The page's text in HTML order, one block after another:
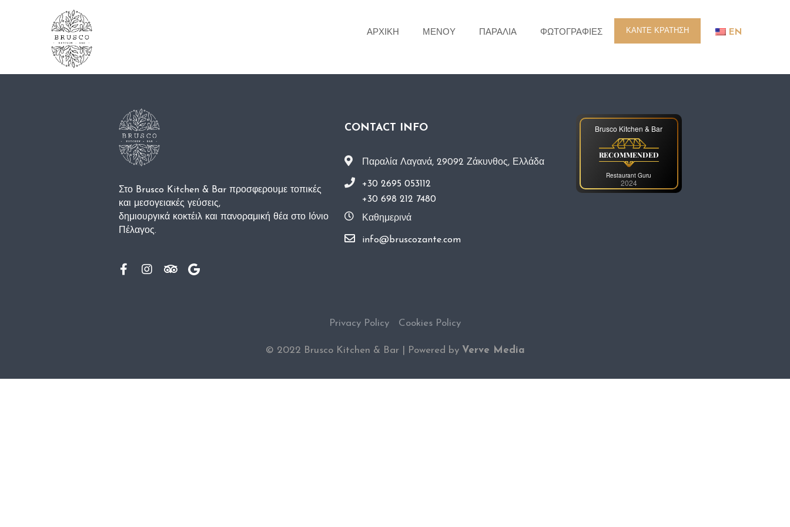
ΑΡΧΙΚΗ ΜΕΝΟΥ ΠΑΡΑΛΙΑ ΦΩΤΟΓΡΑΦΙΕΣ ΚΑΝΤΕ ΚΡΑΤΗΣΗ EN
Στο Brusco Kitchen & Bar προσφερουμε τοπικές
και μεσογειακές γεύσεις,
δημιουργικά κοκτέιλ και πανοραμική θέα στο Ιόνιο
Πέλαγος.
CONTACT INFO
Παραλία Λαγανά, 29092 Ζάκυνθος, Ελλάδα
+30 2695 053112
+30 698 212 7480
Καθημερινά
info@bruscozante.com
Brusco Kitchen & Bar
RECOMMENDED
Restaurant Guru
2024
Privacy Policy Cookies Policy
© 2022 Brusco Kitchen & Bar | Powered by Verve Media